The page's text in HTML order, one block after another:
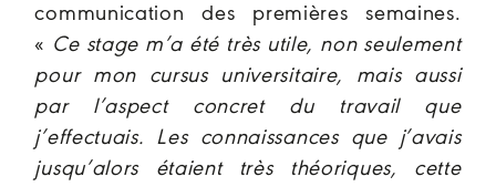
communication des premières semaines.
« Ce stage m’a été très utile, non seulement
pour mon cursus universitaire, mais aussi
par l’aspect concret du travail que
j’effectuais. Les connaissances que j’avais
jusqu’alors étaient très théoriques, cette